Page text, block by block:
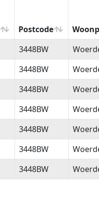
Postcode
Postcode
3448BW
3448BW
3448BW
3448BW
3448BW
3448BW
3448BW